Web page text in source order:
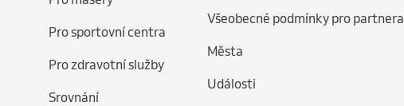
Pro sportovní centra
Pro zdravotní služby
Srovnání
Všeobecné podmínky pro partnera
Města
Události